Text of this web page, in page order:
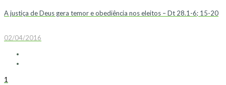
A justiça de Deus gera temor e obediência nos eleitos – Dt 28.1-6; 15-20
02/04/2016
1